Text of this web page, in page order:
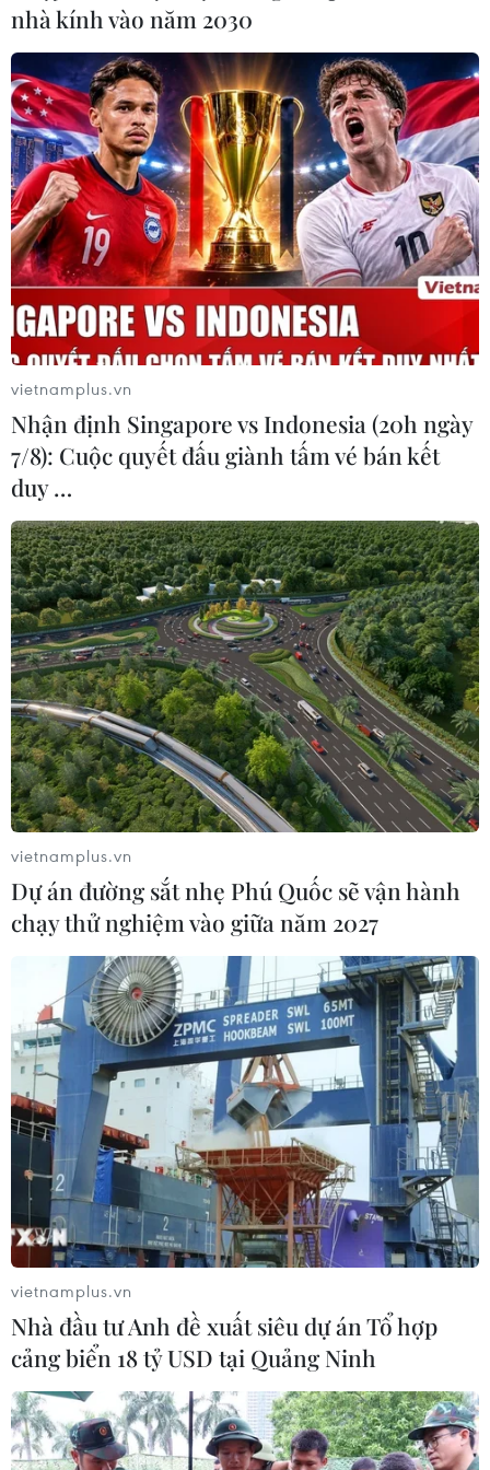
đây là mức thấp nhất của nhóm 19 quốc gia khu vực
Eurozone kể từ tháng 8/2008.
Căng thẳng thương mại phủ bóng lên
triển vọng kinh tế Eurozone
09/06/2019 00:47
Eurozone đã bị ảnh hưởng sâu sắc bởi sự suy giảm
mạnh trong hoạt động thương mại toàn cầu, do những
nền kinh tế định hướng xuất khẩu, đặc biệt là Đức.
Ngân hàng trung ương toàn cầu đau đầu
cứu nền kinh tế
15/06/2019 03:24
WB cho rằng nguyên nhân tăng trưởng kinh tế suy giảm
là do tốc độ tăng trưởng thương mại toàn cầu giảm
xuống mức thấp nhất kể từ khủng hoảng tài chính cách
đây 1 thập niên.
nhà kính vào năm 2030
vietnamplus.vn
Nhận định Singapore vs Indonesia (20h ngày
7/8): Cuộc quyết đấu giành tấm vé bán kết
duy …
vietnamplus.vn
Dự án đường sắt nhẹ Phú Quốc sẽ vận hành
chạy thử nghiệm vào giữa năm 2027
vietnamplus.vn
Nhà đầu tư Anh đề xuất siêu dự án Tổ hợp
cảng biển 18 tỷ USD tại Quảng Ninh